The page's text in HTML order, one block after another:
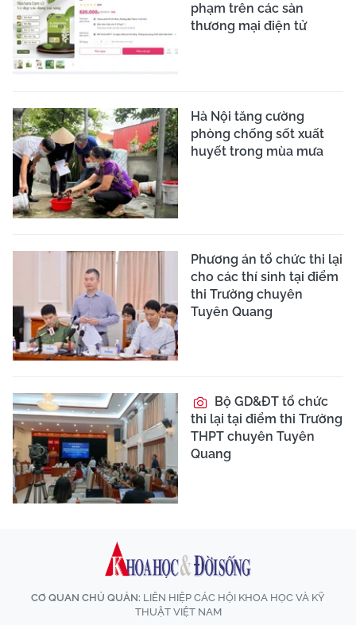
phạm trên các sàn
thương mại điện tử
Hà Nội tăng cường
phòng chống sốt xuất
huyết trong mùa mưa
Phương án tổ chức thi lại
cho các thí sinh tại điểm
thi Trường chuyên
Tuyên Quang
Bộ GD&ĐT tổ chức
thi lại tại điểm thi Trường
THPT chuyên Tuyên
Quang
CƠ QUAN CHỦ QUẢN: LIÊN HIỆP CÁC HỘI KHOA HỌC VÀ KỸ
THUẬT VIỆT NAM